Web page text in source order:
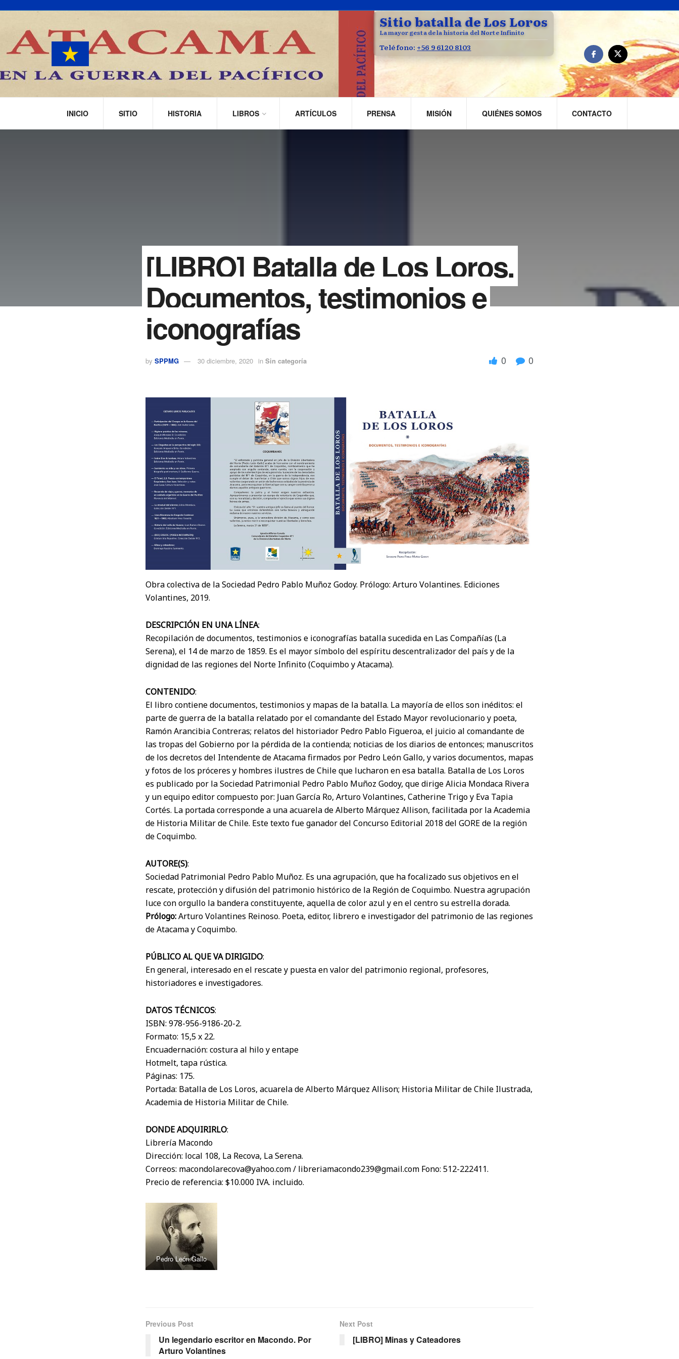
Sitio batalla de Los Loros
La mayor gesta de la historia del Norte Infinito
Teléfono: +56 9 6120 8103
INICIO SITIO HISTORIA LIBROS ARTÍCULOS PRENSA MISIÓN QUIÉNES SOMOS CONTACTO
[LIBRO] Batalla de Los Loros.
Documentos, testimonios e
iconografías
by SPPMG 30 diciembre, 2020 in Sin categoría 0 0
Obra colectiva de la Sociedad Pedro Pablo Muñoz Godoy. Prólogo: Arturo Volantines. Ediciones
Volantines, 2019.
DESCRIPCIÓN EN UNA LÍNEA:
Recopilación de documentos, testimonios e iconografías batalla sucedida en Las Compañías (La
Serena), el 14 de marzo de 1859. Es el mayor símbolo del espíritu descentralizador del país y de la
dignidad de las regiones del Norte Infinito (Coquimbo y Atacama).
CONTENIDO:
El libro contiene documentos, testimonios y mapas de la batalla. La mayoría de ellos son inéditos: el
parte de guerra de la batalla relatado por el comandante del Estado Mayor revolucionario y poeta,
Ramón Arancibia Contreras; relatos del historiador Pedro Pablo Figueroa, el juicio al comandante de
las tropas del Gobierno por la pérdida de la contienda; noticias de los diarios de entonces; manuscritos
de los decretos del Intendente de Atacama firmados por Pedro León Gallo, y varios documentos, mapas
y fotos de los próceres y hombres ilustres de Chile que lucharon en esa batalla. Batalla de Los Loros
es publicado por la Sociedad Patrimonial Pedro Pablo Muñoz Godoy, que dirige Alicia Mondaca Rivera
y un equipo editor compuesto por: Juan García Ro, Arturo Volantines, Catherine Trigo y Eva Tapia
Cortés. La portada corresponde a una acuarela de Alberto Márquez Allison, facilitada por la Academia
de Historia Militar de Chile. Este texto fue ganador del Concurso Editorial 2018 del GORE de la región
de Coquimbo.
AUTORE(S):
Sociedad Patrimonial Pedro Pablo Muñoz. Es una agrupación, que ha focalizado sus objetivos en el
rescate, protección y difusión del patrimonio histórico de la Región de Coquimbo. Nuestra agrupación
luce con orgullo la bandera constituyente, aquella de color azul y en el centro su estrella dorada.
Prólogo:Arturo Volantines Reinoso. Poeta, editor, librero e investigador del patrimonio de las regiones
de Atacama y Coquimbo.
PÚBLICO AL QUE VA DIRIGIDO:
En general, interesado en el rescate y puesta en valor del patrimonio regional, profesores,
historiadores e investigadores.
DATOS TÉCNICOS:
ISBN: 978-956-9186-20-2.
Formato: 15,5 x 22.
Encuadernación: costura al hilo y entape
Hotmelt, tapa rústica.
Páginas: 175.
Portada: Batalla de Los Loros, acuarela de Alberto Márquez Allison; Historia Militar de Chile Ilustrada,
Academia de Historia Militar de Chile.
DONDE ADQUIRIRLO:
Librería Macondo
Dirección: local 108, La Recova, La Serena.
Correos: macondolarecova@yahoo.com / libreriamacondo239@gmail.com Fono: 512-222411.
Precio de referencia: $10.000 IVA. incluido.
Pedro León Gallo
Previous Post
Un legendario escritor en Macondo. Por
Arturo Volantines
Next Post
[LIBRO] Minas y Cateadores